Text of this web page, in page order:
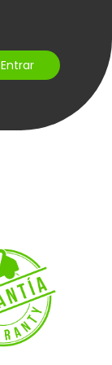
Entrar